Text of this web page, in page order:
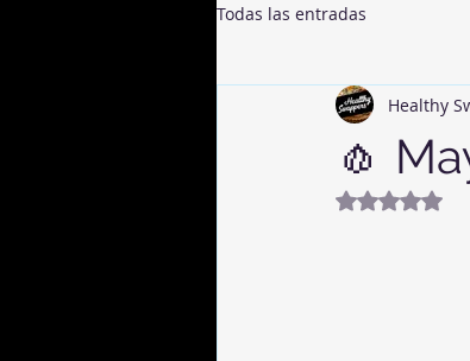
Todas las entradas
🧄
Healthy
Obtuvo